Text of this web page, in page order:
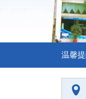
温馨